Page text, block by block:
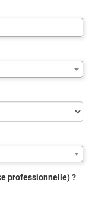
professionnelle) ?